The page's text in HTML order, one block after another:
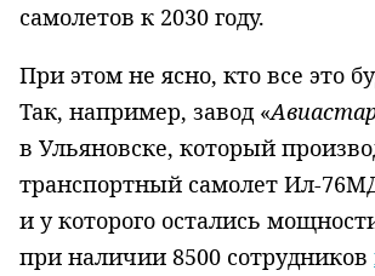
самолетов к 2030 году.
При этом не ясно, кто все это
Так, например, завод «
в Ульяновске, который
транспортный самолет Ил-
и у которого остались
при наличии 8500 сотрудников